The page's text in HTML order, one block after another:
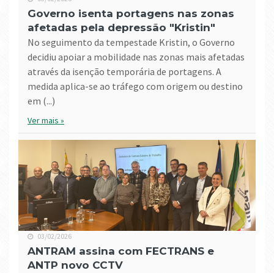
Governo isenta portagens nas zonas
afetadas pela depressão "Kristin"
No seguimento da tempestade Kristin, o Governo
decidiu apoiar a mobilidade nas zonas mais afetadas
através da isenção temporária de portagens. A
medida aplica-se ao tráfego com origem ou destino
em (...)
Ver mais »
03/02/2026
ANTRAM assina com FECTRANS e
ANTP novo CCTV